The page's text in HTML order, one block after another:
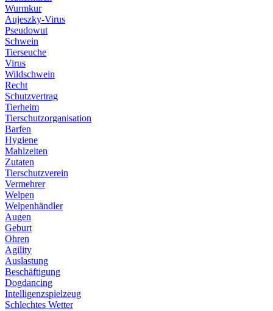
Wurmkur
Aujeszky-Virus
Pseudowut
Schwein
Tierseuche
Virus
Wildschwein
Recht
Schutzvertrag
Tierheim
Tierschutzorganisation
Barfen
Hygiene
Mahlzeiten
Zutaten
Tierschutzverein
Vermehrer
Welpen
Welpenhändler
Augen
Geburt
Ohren
Agility
Auslastung
Beschäftigung
Dogdancing
Intelligenzspielzeug
Schlechtes Wetter